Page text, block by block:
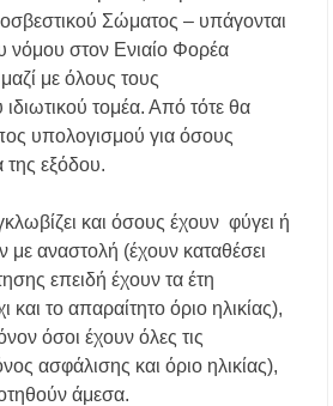
στην
λουόμενος στην
καταγγελίες
και πρόστιμα μετά
Σώματος – υπάγονται
νόμου στον Ενιαίο Φορέα
με όλους τους
τομέα. Από τότε θα
υπολογισμού για όσους
της εξόδου.
και όσους έχουν φύγει ή
αναστολή (έχουν καταθέσει
επειδή έχουν τα έτη
και το απαραίτητο όριο ηλικίας),
όσοι έχουν όλες τις
ασφάλισης και όριο ηλικίας),
άμεσα.